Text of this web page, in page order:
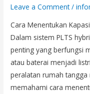
Leave a Comment /
Cara Menentukan
Dalam sistem PLTS
penting yang berfungsi
atau baterai menjadi
peralatan rumah
memahami cara